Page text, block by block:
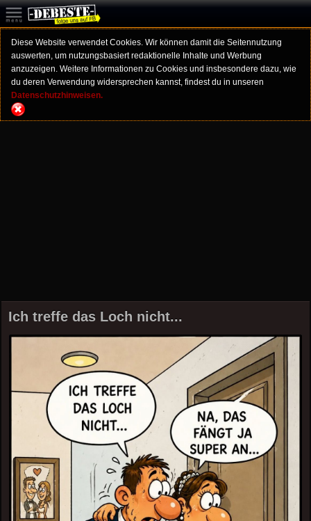
Diese Website verwendet Cookies. Wir können damit die Seitennutzung
auswerten, um nutzungsbasiert redaktionelle Inhalte und Werbung
anzuzeigen. Weitere Informationen zu Cookies und insbesondere dazu, wie
du deren Verwendung widersprechen kannst, findest du in unseren
Datenschutzhinweisen.
Ich treffe das Loch nicht...